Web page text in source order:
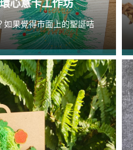
心意卡工作坊
如果覺得市面上的聖誕咭